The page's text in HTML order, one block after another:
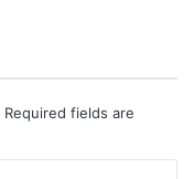
Required fields are